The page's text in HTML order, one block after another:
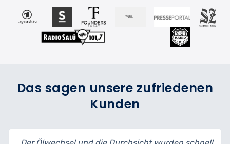
Das sagen unsere zufriedenen
Kunden